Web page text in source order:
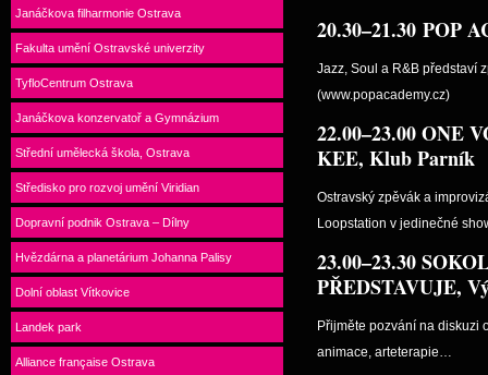
Janáčkova filharmonie Ostrava
Fakulta umění Ostravské univerzity
TyfloCentrum Ostrava
Janáčkova konzervatoř a Gymnázium
Střední umělecká škola, Ostrava
Středisko pro rozvoj umění Viridian
Dopravní podnik Ostrava – Dílny
Hvězdárna a planetárium Johanna Palisy
Dolní oblast Vítkovice
Landek park
Alliance française Ostrava
20.30–21.30 POP
Jazz, Soul a R&B představí
(www.popacademy.cz)
22.00–23.00ONE
KEE, Klub Parník
Ostravský zpěvák a
Loopstation v jedinečné
23.00–23.30
PŘEDSTAVUJE,
Přijměte pozvání na diskuzi
animace, arteterapie…